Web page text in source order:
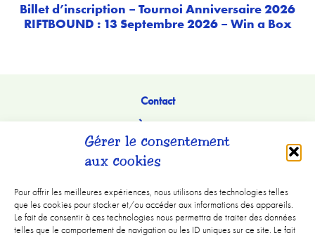
Gérer le consentement
aux cookies
Pour offrir les meilleures expériences, nous utilisons des technologies telles
que les cookies pour stocker et/ou accéder aux informations des appareils.
Le fait de consentir à ces technologies nous permettra de traiter des données
telles que le comportement de navigation ou les ID uniques sur ce site. Le fait
Billet d’inscription – Tournoi Anniversaire 2026
RIFTBOUND : 13 Septembre 2026 – Win a Box
Contact
À Propos